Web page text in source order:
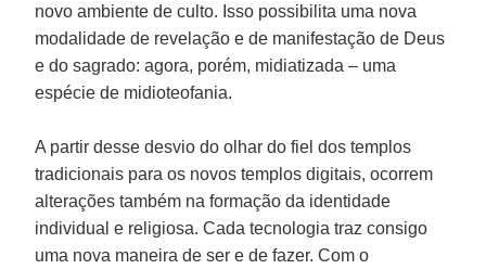
novo ambiente de culto. Isso possibilita uma nova
modalidade de revelação e de manifestação de Deus
e do sagrado: agora, porém, midiatizada – uma
espécie de midioteofania.
A partir desse desvio do olhar do fiel dos templos
tradicionais para os novos templos digitais, ocorrem
alterações também na formação da identidade
individual e religiosa. Cada tecnologia traz consigo
uma nova maneira de ser e de fazer. Com o